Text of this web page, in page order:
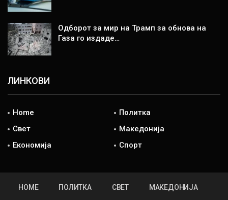
Одборот за мир на Трамп за обнова на
Газа го издаде…
ЛИНКОВИ
Home
Политка
Свет
Македонија
Економија
Спорт
HOME ПОЛИТКА СВЕТ МАКЕДОНИЈА